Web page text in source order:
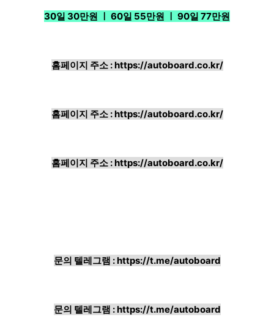
30일 30만원 ㅣ 60일 55만원 ㅣ 90일 77만원
홈페이지 주소 :https://autoboard.co.kr/
홈페이지 주소 :https://autoboard.co.kr/
홈페이지 주소 :https://autoboard.co.kr/
문의 텔레그램 :https://t.me/autoboard
문의 텔레그램 :https://t.me/autoboard